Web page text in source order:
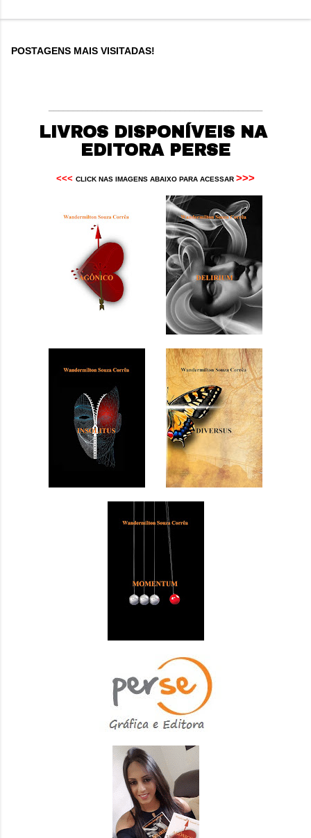
POSTAGENS MAIS VISITADAS!
LIVROS DISPONÍVEIS NA
EDITORA PERSE
<<< CLICK NAS IMAGENS ABAIXO PARA ACESSAR >>>